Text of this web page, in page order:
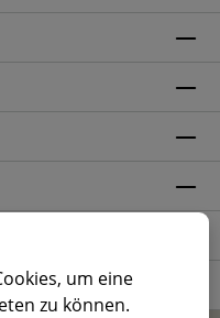
um eine
zu können.